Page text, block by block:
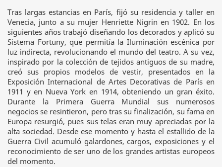
Tras largas estancias en París, fijó su residencia y taller en
Venecia, junto a su mujer Henriette Nigrin en 1902. En los
siguientes años trabajó diseñando los decorados y aplicó su
Sistema Fortuny, que permitía la Iluminación escénica por
luz indirecta, revolucionando el mundo del teatro. A su vez,
inspirado por la colección de tejidos antiguos de su madre,
creó sus propios modelos de vestir, presentados en la
Exposición Internacional de Artes Decorativas de París en
1911 y en Nueva York en 1914, obteniendo un gran éxito.
Durante la Primera Guerra Mundial sus numerosos
negocios se resintieron, pero tras su finalización, su fama en
Europa resurgió, pues sus telas eran muy apreciadas por la
alta sociedad. Desde ese momento y hasta el estallido de la
Guerra Civil acumuló galardones, cargos, exposiciones y el
reconocimiento de ser uno de los grandes artistas europeos
del momento.